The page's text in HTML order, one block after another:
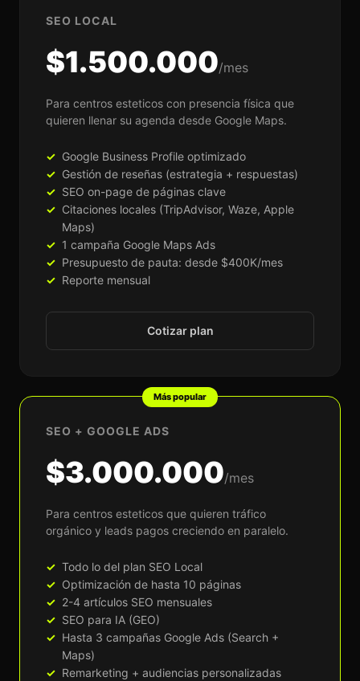
SEO LOCAL
$1.500.000/mes
Para centros esteticos con presencia física que
quieren llenar su agenda desde Google Maps.
Google Business Profile optimizado
Gestión de reseñas (estrategia + respuestas)
SEO on-page de páginas clave
Citaciones locales (TripAdvisor, Waze, Apple
Maps)
1 campaña Google Maps Ads
Presupuesto de pauta: desde $400K/mes
Reporte mensual
Cotizar plan
Más popular
SEO + GOOGLE ADS
$3.000.000/mes
Para centros esteticos que quieren tráfico
orgánico y leads pagos creciendo en paralelo.
Todo lo del plan SEO Local
Optimización de hasta 10 páginas
2-4 artículos SEO mensuales
SEO para IA (GEO)
Hasta 3 campañas Google Ads (Search +
Maps)
Remarketing + audiencias personalizadas